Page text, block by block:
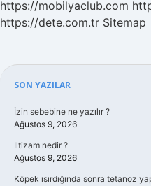
https://mobilyaclub.com
https://dete.com.tr Sitemap
Sidebar
SON YAZILAR
İzin sebebine ne yazılır ?
Ağustos 9, 2026
İltizam nedir ?
Ağustos 9, 2026
Köpek ısırdığında sonra tetanoz